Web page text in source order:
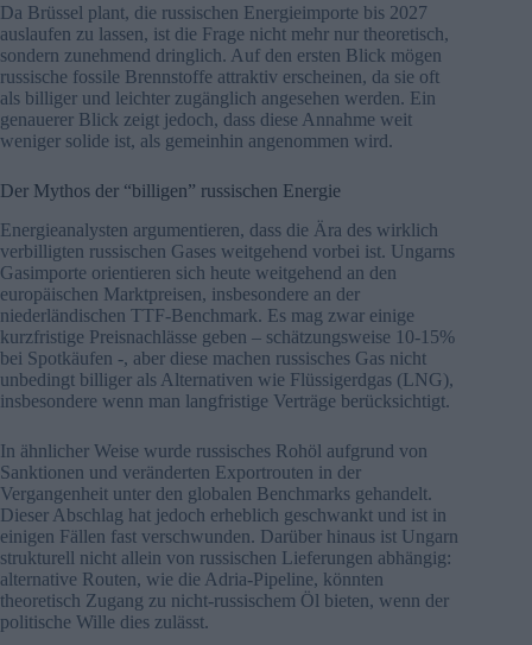
Da Brüssel plant, die russischen Energieimporte bis 2027
auslaufen zu lassen, ist die Frage nicht mehr nur theoretisch,
sondern zunehmend dringlich. Auf den ersten Blick mögen
russische fossile Brennstoffe attraktiv erscheinen, da sie oft
als billiger und leichter zugänglich angesehen werden. Ein
genauerer Blick zeigt jedoch, dass diese Annahme weit
weniger solide ist, als gemeinhin angenommen wird.
Der Mythos der “billigen” russischen Energie
Energieanalysten argumentieren, dass die Ära des wirklich
verbilligten russischen Gases weitgehend vorbei ist. Ungarns
Gasimporte orientieren sich heute weitgehend an den
europäischen Marktpreisen, insbesondere an der
niederländischen TTF-Benchmark. Es mag zwar einige
kurzfristige Preisnachlässe geben – schätzungsweise 10-15%
bei Spotkäufen -, aber diese machen russisches Gas nicht
unbedingt billiger als Alternativen wie Flüssigerdgas (LNG),
insbesondere wenn man langfristige Verträge berücksichtigt.
In ähnlicher Weise wurde russisches Rohöl aufgrund von
Sanktionen und veränderten Exportrouten in der
Vergangenheit unter den globalen Benchmarks gehandelt.
Dieser Abschlag hat jedoch erheblich geschwankt und ist in
einigen Fällen fast verschwunden. Darüber hinaus ist Ungarn
strukturell nicht allein von russischen Lieferungen abhängig:
alternative Routen, wie die Adria-Pipeline, könnten
theoretisch Zugang zu nicht-russischem Öl bieten, wenn der
politische Wille dies zulässt.